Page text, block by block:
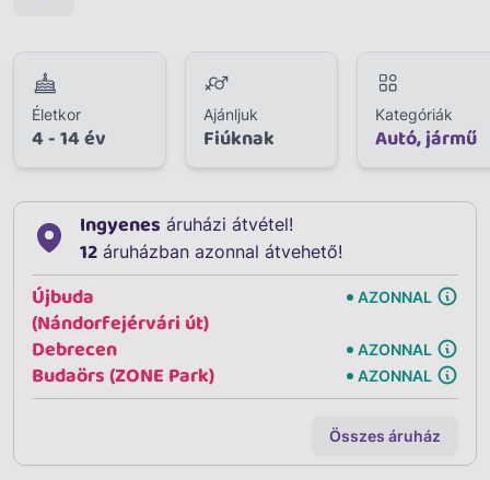
Életkor
4 - 14 év
Ajánljuk
Fiúknak
Kategóriák
Autó, jármű
Ingyenes áruházi átvétel!
12 áruházban azonnal átvehető!
Újbuda
(Nándorfejérvári út)
AZONNAL
Debrecen AZONNAL
Budaörs (ZONE Park) AZONNAL
Összes áruház